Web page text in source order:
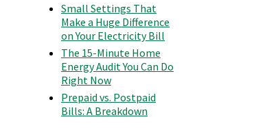
Small Settings That
Make a Huge Difference
on Your Electricity Bill
The 15-Minute Home
Energy Audit You Can Do
Right Now
Prepaid vs. Postpaid
Bills: A Breakdown